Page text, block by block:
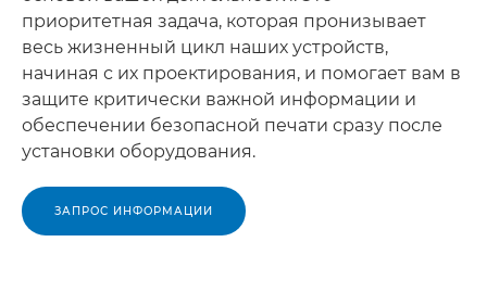
приоритетная задача, которая пронизывает
весь жизненный цикл наших устройств,
начиная с их проектирования, и помогает вам в
защите критически важной информации и
обеспечении безопасной печати сразу после
установки оборудования.
ЗАПРОС ИНФОРМАЦИИ